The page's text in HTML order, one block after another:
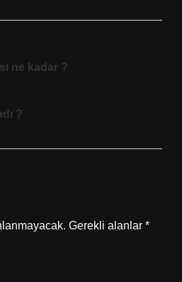
ne kadar ?
?
Gerekli alanlar *